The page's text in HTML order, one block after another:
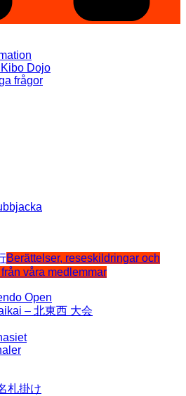
Dojo
frågor
Berättelser, reseskildringar och
våra medlemmar
Open
– 北東西 大会
札掛け